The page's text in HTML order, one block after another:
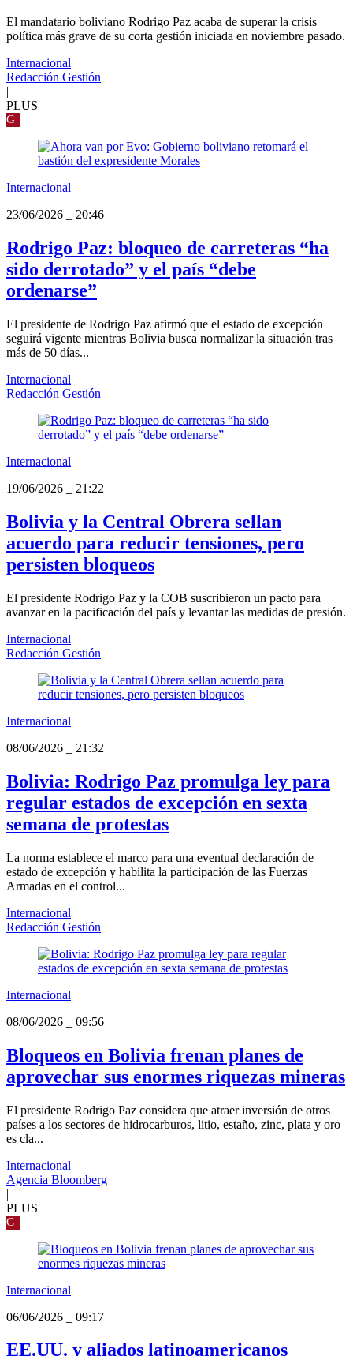
El mandatario boliviano Rodrigo Paz acaba de superar la crisis
política más grave de su corta gestión iniciada en noviembre pasado.
Internacional
Redacción Gestión
|
PLUS
G
Internacional
23/06/2026
20:46
Rodrigo Paz: bloqueo de carreteras “ha
sido derrotado” y el país “debe
ordenarse”
El presidente de Rodrigo Paz afirmó que el estado de excepción
seguirá vigente mientras Bolivia busca normalizar la situación tras
más de 50 días...
Internacional
Redacción Gestión
Internacional
19/06/2026
21:22
Bolivia y la Central Obrera sellan
acuerdo para reducir tensiones, pero
persisten bloqueos
El presidente Rodrigo Paz y la COB suscribieron un pacto para
avanzar en la pacificación del país y levantar las medidas de presión.
Internacional
Redacción Gestión
Internacional
08/06/2026
21:32
Bolivia: Rodrigo Paz promulga ley para
regular estados de excepción en sexta
semana de protestas
La norma establece el marco para una eventual declaración de
estado de excepción y habilita la participación de las Fuerzas
Armadas en el control...
Internacional
Redacción Gestión
Internacional
08/06/2026
09:56
Bloqueos en Bolivia frenan planes de
aprovechar sus enormes riquezas mineras
El presidente Rodrigo Paz considera que atraer inversión de otros
países a los sectores de hidrocarburos, litio, estaño, zinc, plata y oro
es cla...
Internacional
Agencia Bloomberg
|
PLUS
G
Internacional
06/06/2026
09:17
EE.UU. y aliados latinoamericanos